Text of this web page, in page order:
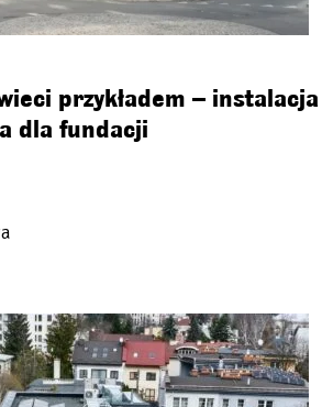
przykładem – instalacja
dla fundacji